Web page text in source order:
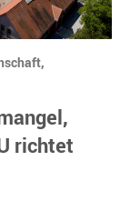
richtet